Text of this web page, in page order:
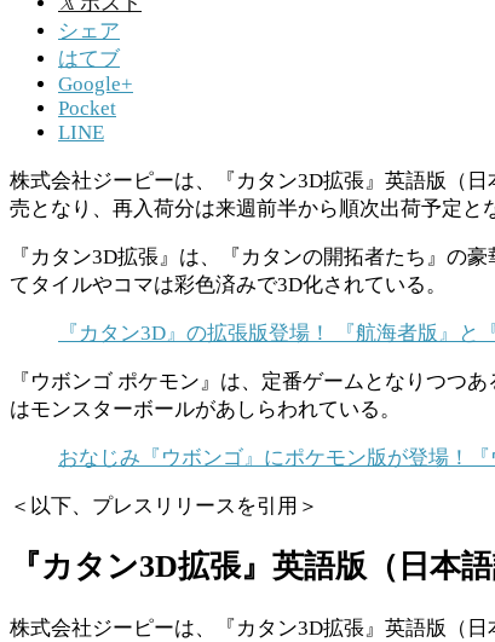
シェア
はてブ
Google+
Pocket
LINE
株式会社ジーピーは、『カタン3D拡張』英語版（
売となり、再入荷分は来週前半から順次出荷予定と
『カタン3D拡張』は、『カタンの開拓者たち』の
てタイルやコマは彩色済みで3D化されている。
『カタン3D』の拡張版登場！ 『航海者版』
『ウボンゴ ポケモン』は、定番ゲームとなりつつ
はモンスターボールがあしらわれている。
おなじみ『ウボンゴ』にポケモン版が登場！
＜以下、プレスリリースを引用＞
『カタン3D拡張』英語版（日本
株式会社ジーピーは、『カタン3D拡張』英語版（